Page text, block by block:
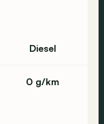
Diesel
0 g/km